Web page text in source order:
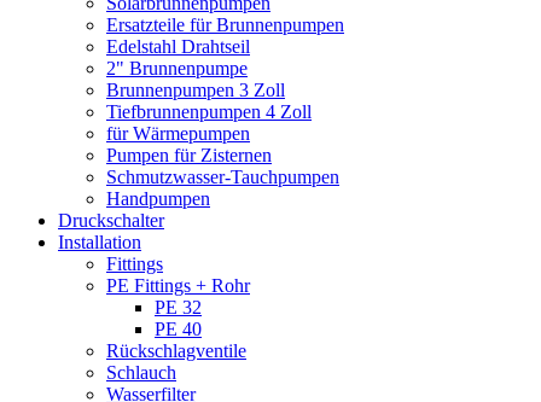
Ersatzteile für Brunnenpumpen
Edelstahl Drahtseil
2" Brunnenpumpe
Brunnenpumpen 3 Zoll
Tiefbrunnenpumpen 4 Zoll
für Wärmepumpen
Pumpen für Zisternen
Schmutzwasser-Tauchpumpen
Handpumpen
Druckschalter
Installation
Fittings
PE Fittings + Rohr
PE 32
PE 40
Rückschlagventile
Schlauch
Wasserfilter